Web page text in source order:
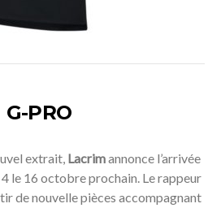
G-PRO
extrait, Lacrimannonce l’arrivée
4 le 16 octobre prochain. Le rappeur
de nouvelle pièces accompagnant